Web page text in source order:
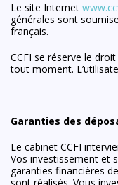
Le site Internet
générales sont
français.
CCFI se réserve le
tout moment.
Garanties des
Le cabinet CCFI
Vos investissement et
garanties financières